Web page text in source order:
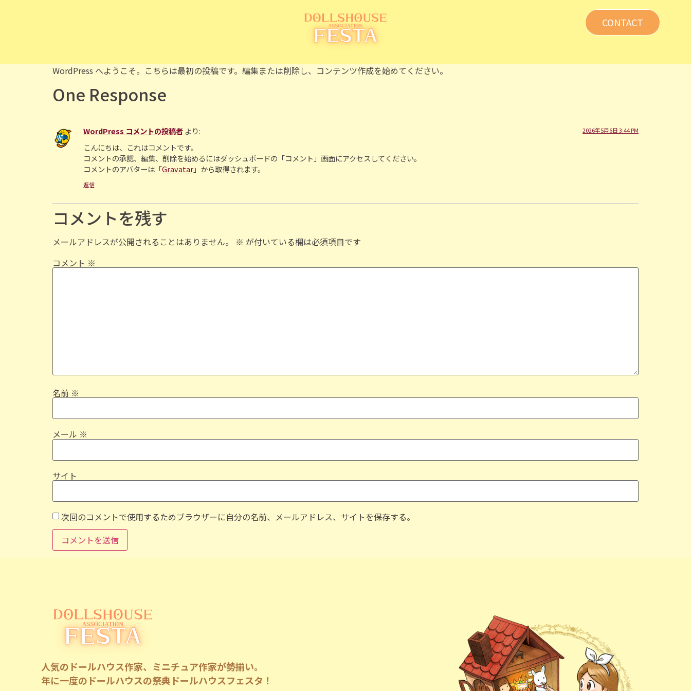
CONTACT
WordPress へようこそ。こちらは最初の投稿です。編集または削除し、コンテンツ作成を始めてください。
One Response
WordPress コメントの投稿者 より: 2026年5月6日 3:44 PM
こんにちは、これはコメントです。
コメントの承認、編集、削除を始めるにはダッシュボードの「コメント」画面にアクセスしてください。
コメントのアバターは「Gravatar」から取得されます。
返信
コメントを残す
メールアドレスが公開されることはありません。 ※ が付いている欄は必須項目です
コメント ※
名前 ※
メール ※
サイト
次回のコメントで使用するためブラウザーに自分の名前、メールアドレス、サイトを保存する。
人気のドールハウス作家、ミニチュア作家が勢揃い。
年に一度のドールハウスの祭典ドールハウスフェスタ！